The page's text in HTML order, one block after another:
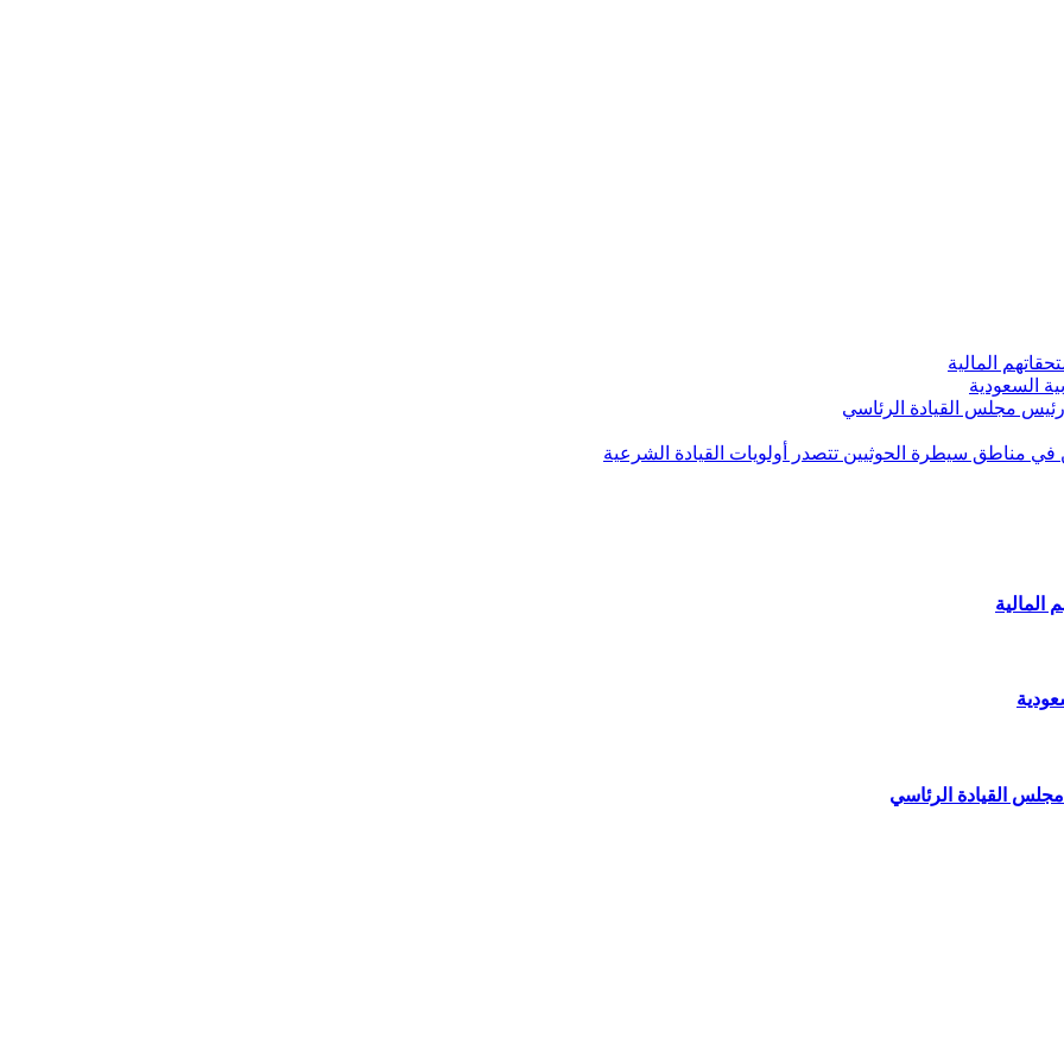
المالية
السعودية
رئيس مجلس القيادة الرئاسي
في مناطق سيطرة الحوثيين تتصدر أولويات القيادة الشرعية
المالية
القيادة الرئاسي